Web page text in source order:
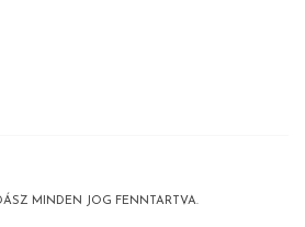
MINDEN JOG FENNTARTVA.